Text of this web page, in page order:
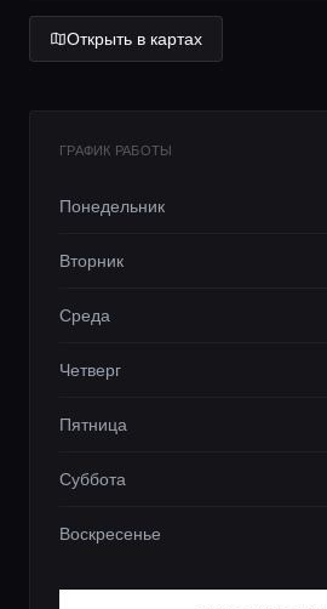
Открыть в картах
ГРАФИК РАБОТЫ
Понедельник
Вторник
Среда
Четверг
Пятница
Суббота
Воскресенье